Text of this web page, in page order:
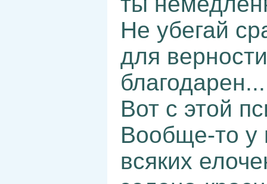
Не убегай
для
благодарен...
Вот с этой
Вообще-то у
всяких